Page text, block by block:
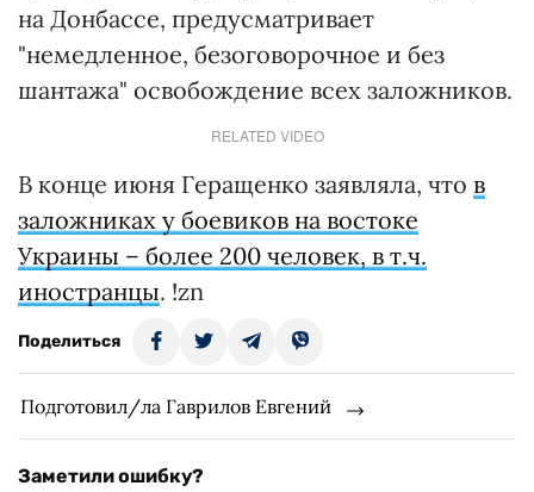
на Донбассе, предусматривает
"немедленное, безоговорочное и без
шантажа" освобождение всех заложников.
RELATED VIDEO
В конце июня Геращенко заявляла, что в
заложниках у боевиков на востоке
Украины – более 200 человек, в т.ч.
иностранцы. !zn
Поделиться
Подготовил/ла Гаврилов Евгений
Заметили ошибку?